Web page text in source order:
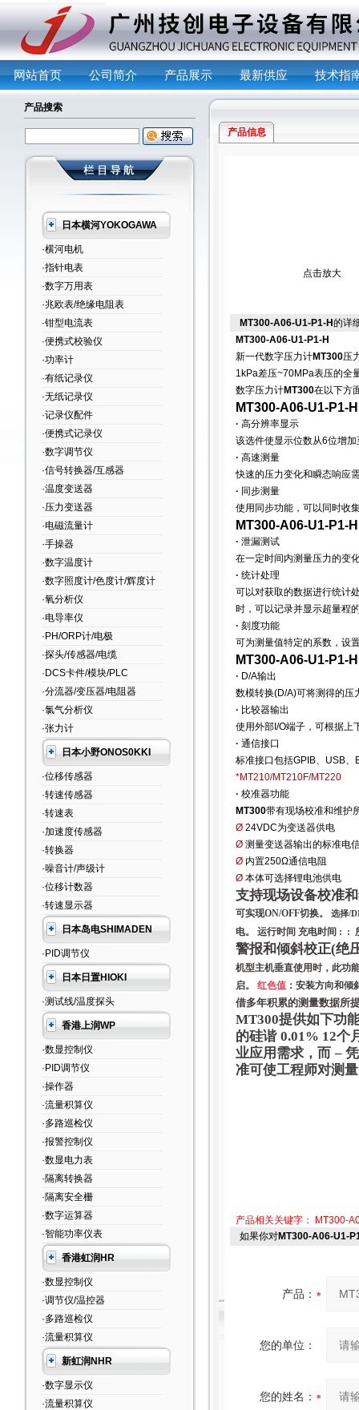
网站首页 公司简介 产品展示 最新供应 技术指
产品搜索
日本横河YOKOGAWA
·横河电机
·指针电表
·数字万用表
·兆欧表/绝缘电阻表
·钳型电流表
·便携式校验仪
·功率计
·有纸记录仪
·无纸记录仪
·记录仪配件
·便携式记录仪
·数字调节仪
·信号转换器/互感器
·温度变送器
·压力变送器
·电磁流量计
·手操器
·数字温度计
·数字照度计/色度计/辉度计
·氧分析仪
·电导率仪
·PH/ORP计/电极
·探头/传感器/电缆
·DCS卡件/模块/PLC
·分流器/变压器/电阻器
·氯气分析仪
·张力计
日本小野ONOS0KKI
·位移传感器
·转速传感器
·转速表
·加速度传感器
·转换器
·噪音计/声级计
·位移计数器
·转速显示器
日本岛电SHIMADEN
·PID调节仪
日本日置HIOKI
·测试线/温度探头
香港上润WP
·数显控制仪
·PID调节仪
·操作器
·流量积算仪
·多路巡检仪
·报警控制仪
·数显电力表
·隔离转换器
·隔离安全栅
·数字运算器
·智能功率仪表
香港虹润HR
·数显控制仪
·调节仪/温控器
·多路巡检仪
·流量积算仪
新虹润NHR
·数字显示仪
·流量积算仪
产品信息
点击放大
MT300-A06-U1-P1-H的详
MT300-A06-U1-P1-H
新一代数字压力计MT300压
1kPa差压~70MPa表压的全
数字压力计MT300在以下方
MT300-A06-U1-P1-
· 高分辨率显示
该选件使显示位数从6位增
· 高速测量
快速的压力变化和瞬态响应
· 同步测量
使用同步功能，可以同时收
MT300-A06-U1-P1-
· 泄漏测试
在一定时间内测量压力的变
· 统计处理
可以对获取的数据进行统计
时，可以记录并显示超量程
· 刻度功能
可为测量值特定的系数，设
MT300-A06-U1-P1-
· D/A输出
数模转换(D/A)可将测得的压
· 比较器输出
使用外部I/O端子，可根据上
· 通信接口
标准接口包括GPIB、USB
*MT210/MT210F/MT220
· 校准器功能
MT300带有现场校准和维护
Ø 24VDC为变送器供电
Ø 测量变送器输出的标准电
Ø 内置250Ω通信电阻
Ø 本体可选择锂电池供电
支持现场设备校准
可实现ON/OFF切换。 选择/
电。 运行时间 充电时间 : :
警报和倾斜校正(绝
机型主机垂直使用时，此功
启。 红色值 ：安装方向和倾
借多年积累的测量数据所
MT300提供如下功
的硅谐 0.01% 12个
业应用需求，而 –
准可使工程师对测
产品相关关键字：
MT300-
如果你对MT300-A06-U1-
产品：
您的单位：
您的姓名：